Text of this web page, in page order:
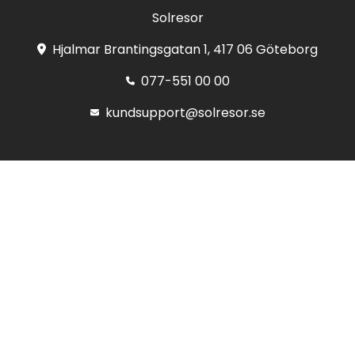
Solresor
Hjalmar Brantingsgatan 1, 417 06 Göteborg
077-551 00 00
kundsupport@solresor.se